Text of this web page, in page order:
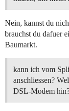
Nein, kannst du
brauchst du dafuer
Baumarkt.
kann ich vom
anschliessen?
DSL-Modem